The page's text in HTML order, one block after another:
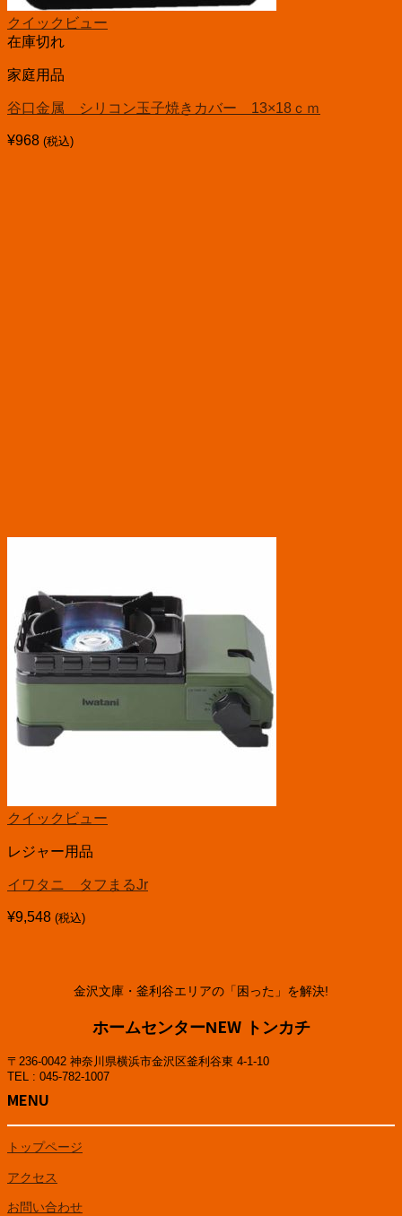
クイックビュー
在庫切れ
家庭用品
谷口金属 シリコン玉子焼きカバー 13×18ｃｍ
¥968 (税込)
クイックビュー
レジャー用品
イワタニ タフまるJr
¥9,548 (税込)
金沢文庫・釜利谷エリアの「困った」を解決!
ホームセンターNEW トンカチ
〒236-0042 神奈川県横浜市金沢区釜利谷東 4-1-10
TEL : 045-782-1007
MENU
トップページ
アクセス
お問い合わせ